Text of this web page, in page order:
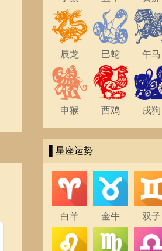
辰龙 巳蛇 午马
申猴 酉鸡 戌狗
▌星座运势
白羊 金牛 双子